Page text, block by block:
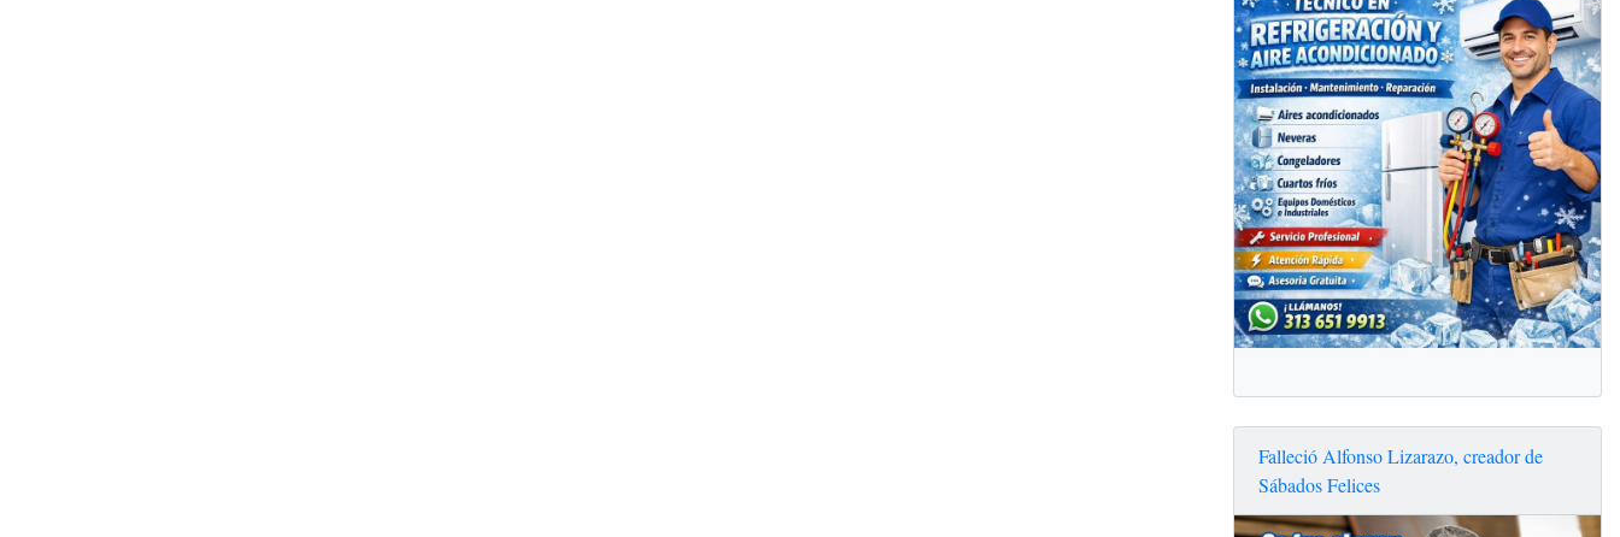
Falleció Alfonso Lizarazo, creador de
Sábados Felices